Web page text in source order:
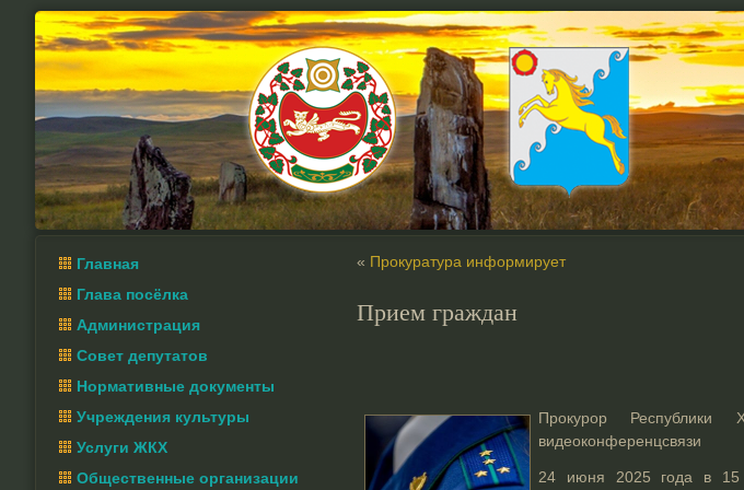
Главная
Глава посёлка
Администрация
Совет депутатов
Нормативные документы
Учреждения культуры
Услуги ЖКХ
Общественные организации
« Прокуратура информирует
Прием граждан
Прокурор
видеоконференцсвязи
24 июня 2025 года в 15